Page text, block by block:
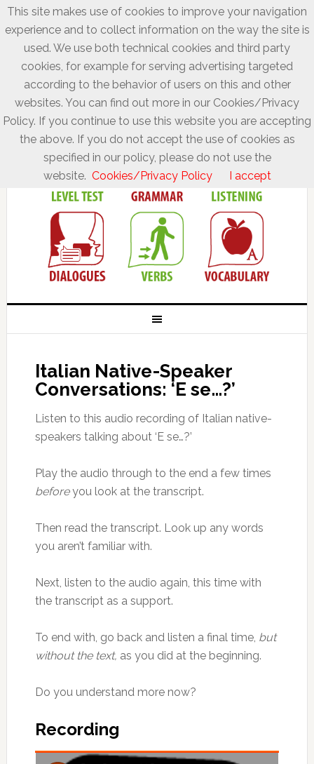
Italian Native-Speaker
Conversations: ‘E se…?’
Listen to this audio recording of Italian native-
speakers talking about ‘E se…?’
Play the audio through to the end a few times
beforeyou look at the transcript.
Then read the transcript. Look up any words
you aren’t familiar with.
Next, listen to the audio again, this time with
the transcript as a support.
To end with, go back and listen a final time, but
without the text, as you did at the beginning.
Do you understand more now?
Recording
This site makes use of cookies to improve your navigation
experience and to collect information on the way the site is
used. We use both technical cookies and third party
cookies, for example for serving advertising targeted
according to the behavior of users on this and other
websites. You can find out more in our Cookies/Privacy
Policy. If you continue to use this website you are accepting
the above. If you do not accept the use of cookies as
specified in our policy, please do not use the
website. Cookies/Privacy Policy I accept